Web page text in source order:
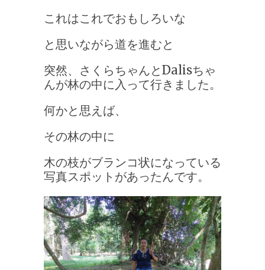
これはこれでおもしろいな
と思いながら道を進むと
突然、さくらちゃんとDalisちゃ
んが林の中に入って行きました。
何かと思えば、
その林の中に
木の枝がブランコ状になっている
写真スポットがあったんです。